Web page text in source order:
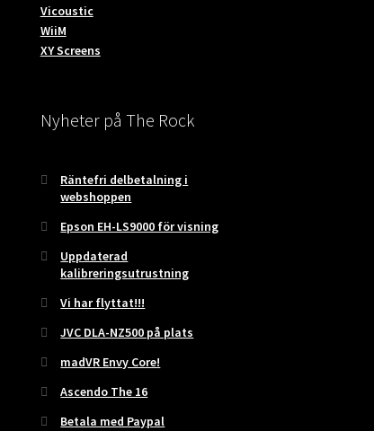
Vicoustic
WiiM
XY Screens
Nyheter på The Rock
Räntefri delbetalning i
webshoppen
Epson EH-LS9000 för visning
Uppdaterad
kalibreringsutrustning
Vi har flyttat!!!
JVC DLA-NZ500 på plats
madVR Envy Core!
Ascendo The 16
Betala med Paypal